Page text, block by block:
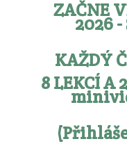
ZAČNE
2026 -
KAŽDÝ
8 LEKCÍ A